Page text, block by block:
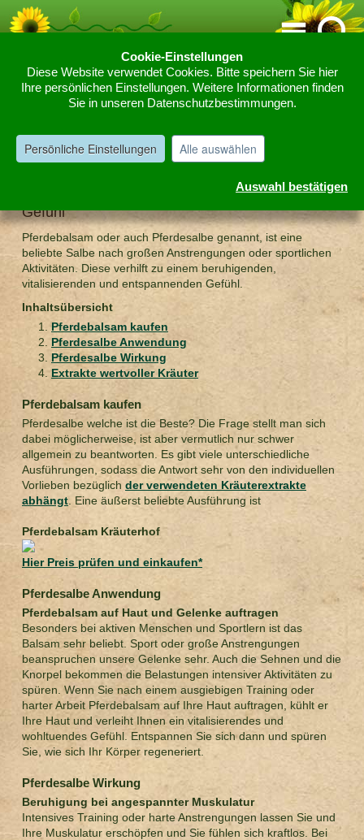
Cookie-Einstellungen
Diese Website verwendet Cookies. Bitte speichern Sie hier
Ihre persönlichen Einstellungen. Weitere Informationen finden
Sie in unseren Datenschutzbestimmungen.
Persönliche Einstellungen Alle auswählen
Auswahl bestätigen
Home »Produkte & Informationen »Beauty & Kosmetik»
Körperpflege»Pferdebalsam
Pferdebalsam oder Pferdesalbe
Pferdebalsam – belebendes und vitalisierendes
Gefühl
Pferdebalsam oder auch Pferdesalbe genannt, ist eine
beliebte Salbe nach großen Anstrengungen oder sportlichen
Aktivitäten. Diese verhilft zu einem beruhigenden,
vitalisierenden und entspannenden Gefühl.
Inhaltsübersicht
Pferdebalsam kaufen
Pferdesalbe Anwendung
Pferdesalbe Wirkung
Extrakte wertvoller Kräuter
Pferdebalsam kaufen
Pferdesalbe welche ist die Beste? Die Frage stellt man sich
dabei möglicherweise, ist aber vermutlich nur schwer
allgemein zu beantworten. Es gibt viele unterschiedliche
Ausführungen, sodass die Antwort sehr von den individuellen
Vorlieben bezüglich der verwendeten Kräuterextrakte
abhängt . Eine äußerst beliebte Ausführung ist
Pferdebalsam Kräuterhof
Hier Preis prüfen und einkaufen*
Pferdesalbe Anwendung
Pferdebalsam auf Haut und Gelenke auftragen
Besonders bei aktiven Menschen und Sportlern ist das
Balsam sehr beliebt. Sport oder große Anstrengungen
beanspruchen unsere Gelenke sehr. Auch die Sehnen und die
Knorpel bekommen die Belastungen intensiver Aktivitäten zu
spüren. Wenn Sie nach einem ausgiebigen Training oder
harter Arbeit Pferdebalsam auf Ihre Haut auftragen, kühlt er
Ihre Haut und verleiht Ihnen ein vitalisierendes und
wohltuendes Gefühl. Entspannen Sie sich dann und spüren
Sie, wie sich Ihr Körper regeneriert.
Pferdesalbe Wirkung
Beruhigung bei angespannter Muskulatur
Intensives Training oder harte Anstrengungen lassen Sie und
Ihre Muskulatur erschöpfen und Sie fühlen sich kraftlos. Bei